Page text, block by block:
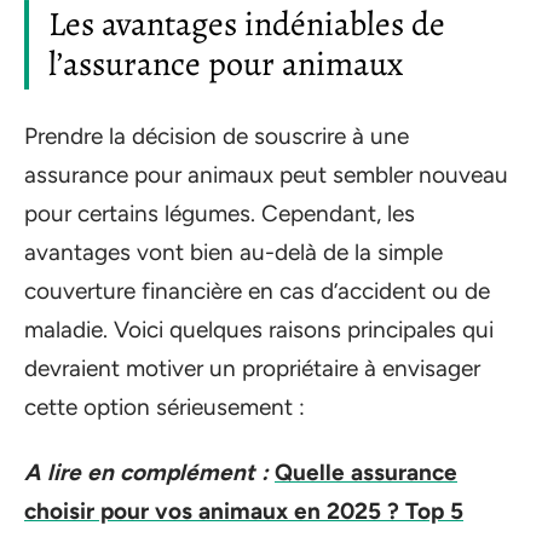
Les avantages indéniables de
l’assurance pour animaux
Prendre la décision de souscrire à une
assurance pour animaux peut sembler nouveau
pour certains légumes. Cependant, les
avantages vont bien au-delà de la simple
couverture financière en cas d’accident ou de
maladie. Voici quelques raisons principales qui
devraient motiver un propriétaire à envisager
cette option sérieusement :
A lire en complément : Quelle assurance
choisir pour vos animaux en 2025 ? Top 5